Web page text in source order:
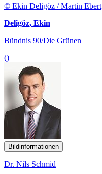
© Ekin Deligöz / Martin Ebert
Deligöz, Ekin
Bündnis 90/Die Grünen
()
Bildinformationen
Dr. Nils Schmid